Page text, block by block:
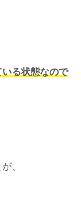
る状態なので
、